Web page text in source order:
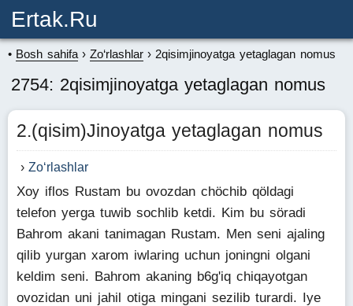
Ertak.ru
Bosh sahifa Zo‘rlashlar 2qisimjinoyatga yetaglagan nomus
2754: 2qisimjinoyatga yetaglagan nomus
2.(qisim)Jinoyatga yetaglagan nomus
Zo‘rlashlar
Xoy iflos Rustam bu ovozdan chöchib qöldagi
telefon yerga tuwib sochlib ketdi. Kim bu söradi
Bahrom akani tanimagan Rustam. Men seni ajaling
qilib yurgan xarom iwlaring uchun joningni olgani
keldim seni. Bahrom akaning b6g'iq chiqayotgan
ovozidan uni jahil otiga mingani sezilib turardi. Iye